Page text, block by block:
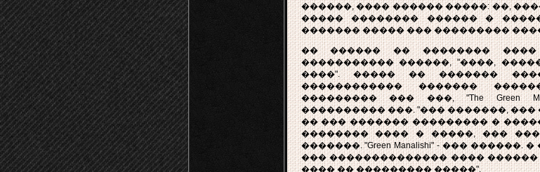
������, ���� ������ �����: ��,
����� �������� ������ �
������� ����� ��� ���������
�� ������ �� ��������
����������� ������, "����,
����". ����� �� �������
������������ �������
��������� ��� ���, "The Green
���������� ���. "��� �������,
�� ��� ������� ��������� �
�������� ���� � �����, ���
�������. "Green Manalishi" - ���
��� �������������� ���� ������
���� �� ��������� �����".